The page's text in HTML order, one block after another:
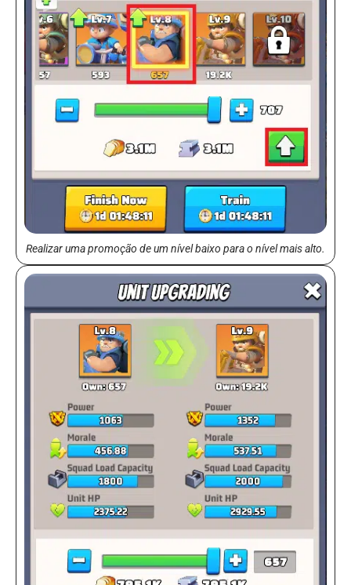
Realizar uma promoção de um nível baixo para o nível mais alto.